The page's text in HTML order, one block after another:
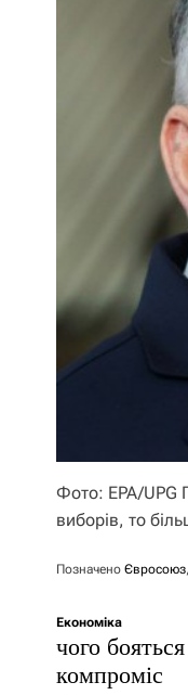
Фото: EPA/UPG
виборів, то
Позначено Євросоюз,
Економіка
чого
компроміс